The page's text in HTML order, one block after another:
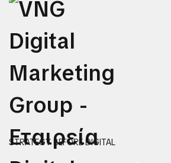
STRATEGY BEFORE DIGITAL